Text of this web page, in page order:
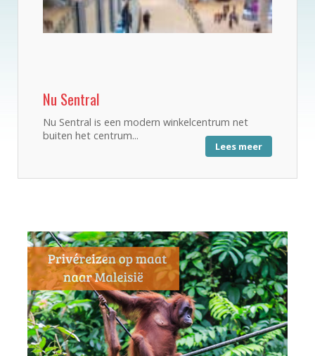
Nu Sentral
Nu Sentral is een modern winkelcentrum net
buiten het centrum...
Lees meer